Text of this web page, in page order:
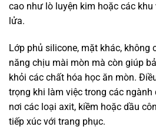
cao như lò luyện kim hoặc các
lửa.
Lớp phủ silicone, mặt khác, không
năng chịu mài mòn mà còn giúp
khỏi các chất hóa học ăn mòn.
trọng khi làm việc trong các ngành
nơi các loại axit, kiềm hoặc dầu
tiếp xúc với trang phục.